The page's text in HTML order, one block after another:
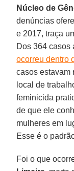
Núcleo de
denúncias
e 2017, traça
Dos 364
ocorreu dentro
casos estavam
local de
feminicida
de que ele
mulheres em
Esse é o
Foi o que